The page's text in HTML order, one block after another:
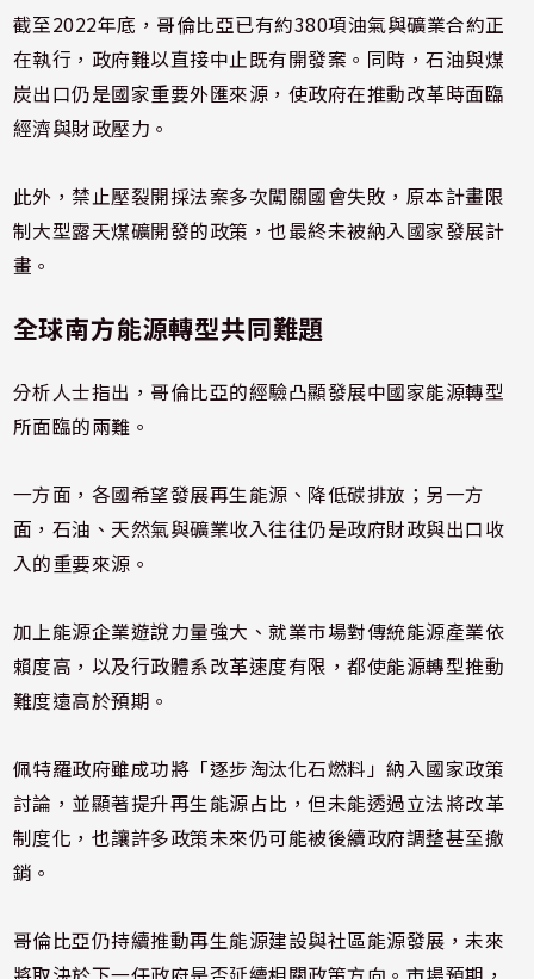
截至2022年底，哥倫比亞已有約380項油氣與礦業合約正
在執行，政府難以直接中止既有開發案。同時，石油與煤
炭出口仍是國家重要外匯來源，使政府在推動改革時面臨
經濟與財政壓力。
此外，禁止壓裂開採法案多次闖關國會失敗，原本計畫限
制大型露天煤礦開發的政策，也最終未被納入國家發展計
畫。
全球南方能源轉型共同難題
分析人士指出，哥倫比亞的經驗凸顯發展中國家能源轉型
所面臨的兩難。
一方面，各國希望發展再生能源、降低碳排放；另一方
面，石油、天然氣與礦業收入往往仍是政府財政與出口收
入的重要來源。
加上能源企業遊說力量強大、就業市場對傳統能源產業依
賴度高，以及行政體系改革速度有限，都使能源轉型推動
難度遠高於預期。
佩特羅政府雖成功將「逐步淘汰化石燃料」納入國家政策
討論，並顯著提升再生能源占比，但未能透過立法將改革
制度化，也讓許多政策未來仍可能被後續政府調整甚至撤
銷。
哥倫比亞仍持續推動再生能源建設與社區能源發展，未來